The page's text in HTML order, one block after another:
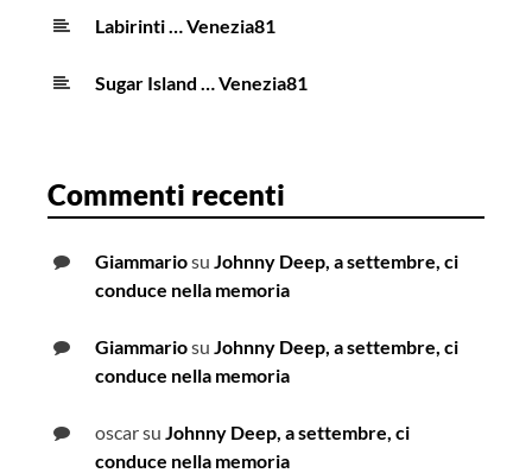
Labirinti … Venezia81
Sugar Island … Venezia81
Commenti recenti
Giammariosu Johnny Deep, a settembre, ci
conduce nella memoria
Giammariosu Johnny Deep, a settembre, ci
conduce nella memoria
oscarsu Johnny Deep, a settembre, ci
conduce nella memoria